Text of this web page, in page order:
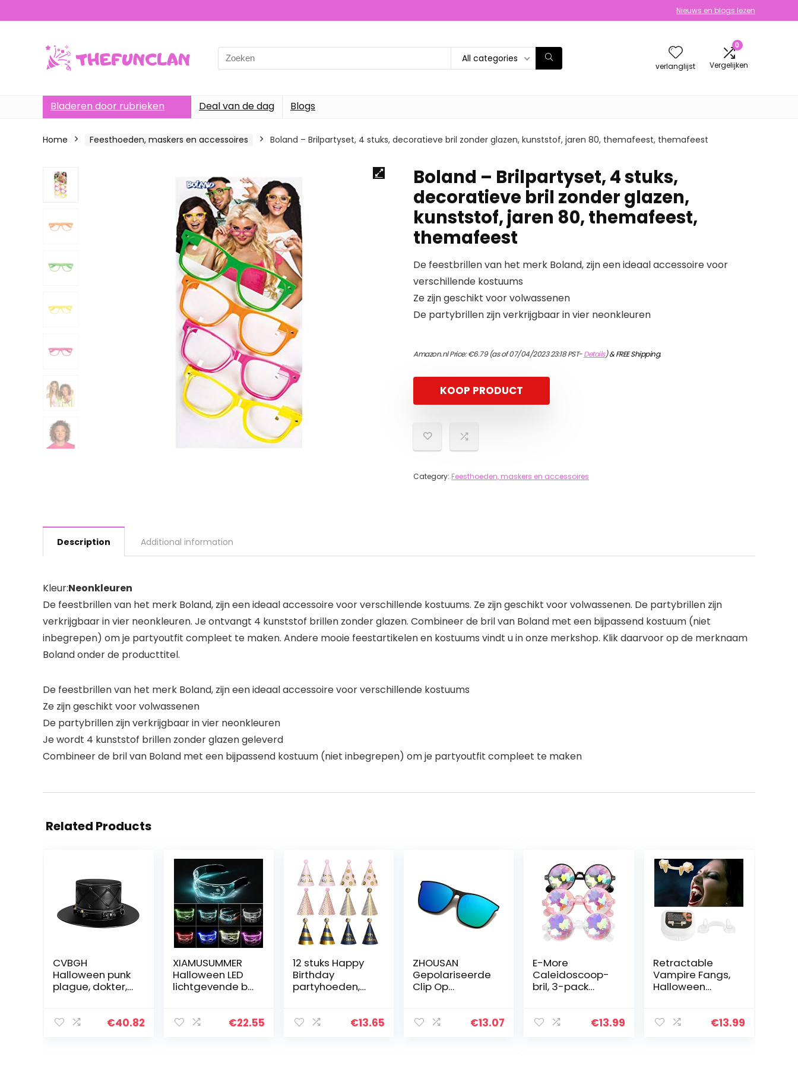
Nieuws en blogs lezen
Search
for:
All categories
verlanglijst
0
Vergelijken
Bladeren door rubrieken Deal van de dag Blogs
Home Feesthoeden, maskers en accessoires Boland – Brilpartyset, 4 stuks, decoratieve bril zonder glazen, kunststof, jaren 80, themafeest, themafeest
Boland – Brilpartyset, 4 stuks,
decoratieve bril zonder glazen,
kunststof, jaren 80, themafeest,
themafeest
De feestbrillen van het merk Boland, zijn een ideaal accessoire voor
verschillende kostuums
Ze zijn geschikt voor volwassenen
De partybrillen zijn verkrijgbaar in vier neonkleuren
Amazon.nl Price:€6.79(as of 07/04/2023 23:18 PST-Details)&FREE Shipping.
KOOP PRODUCT
Category: Feesthoeden, maskers en accessoires
Description Additional information
Kleur:Neonkleuren
De feestbrillen van het merk Boland, zijn een ideaal accessoire voor verschillende kostuums. Ze zijn geschikt voor volwassenen. De partybrillen zijn
verkrijgbaar in vier neonkleuren. Je ontvangt 4 kunststof brillen zonder glazen. Combineer de bril van Boland met een bijpassend kostuum (niet
inbegrepen) om je partyoutfit compleet te maken. Andere mooie feestartikelen en kostuums vindt u in onze merkshop. Klik daarvoor op de merknaam
Boland onder de producttitel.
De feestbrillen van het merk Boland, zijn een ideaal accessoire voor verschillende kostuums
Ze zijn geschikt voor volwassenen
De partybrillen zijn verkrijgbaar in vier neonkleuren
Je wordt 4 kunststof brillen zonder glazen geleverd
Combineer de bril van Boland met een bijpassend kostuum (niet inbegrepen) om je partyoutfit compleet te maken
Related Products
CVBGH
Halloween punk
plague, dokter,
voor heren, €40.82
XIAMUSUMMER
Halloween LED
lichtgevende bril
Vizier Bril –
€22.55
12 stuks Happy
Birthday
partyhoeden,
oratieset plezier
€13.65
ZHOUSAN
Gepolariseerde
Clip Op
Fotochromische
€13.07
E-More
Caleidoscoop-
bril, 3-pack
zonnebril,
€13.99
Retractable
Vampire Fangs,
Halloween
Horrifying
€13.99